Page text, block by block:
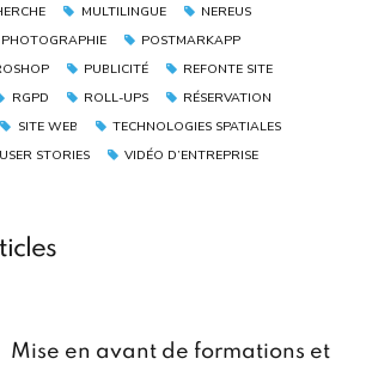
MULTILINGUE
NEREUS
PHOTOGRAPHIE
POSTMARKAPP
PUBLICITÉ
REFONTE SITE
RGPD ROLL-UPS
RÉSERVATION
SITE WEB
TECHNOLOGIES SPATIALES
USER STORIES
VIDÉO D’ENTREPRISE
Mise en avant de formations et